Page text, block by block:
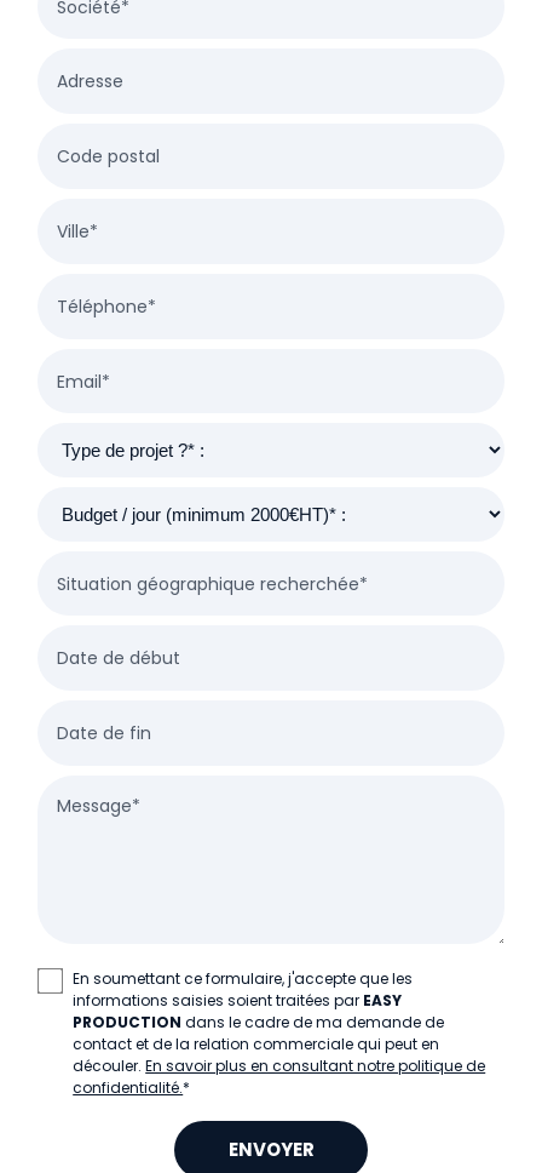
Société*
Adresse
Code postal
Ville*
Téléphone*
Email*
Situation géographique recherchée*
Date de début
Date de fin
Message*
En soumettant ce formulaire, j'accepte que les
informations saisies soient traitées par EASY
PRODUCTION dans le cadre de ma demande de
contact et de la relation commerciale qui peut en
découler.En savoir plus en consultant notre politique de
confidentialité.*